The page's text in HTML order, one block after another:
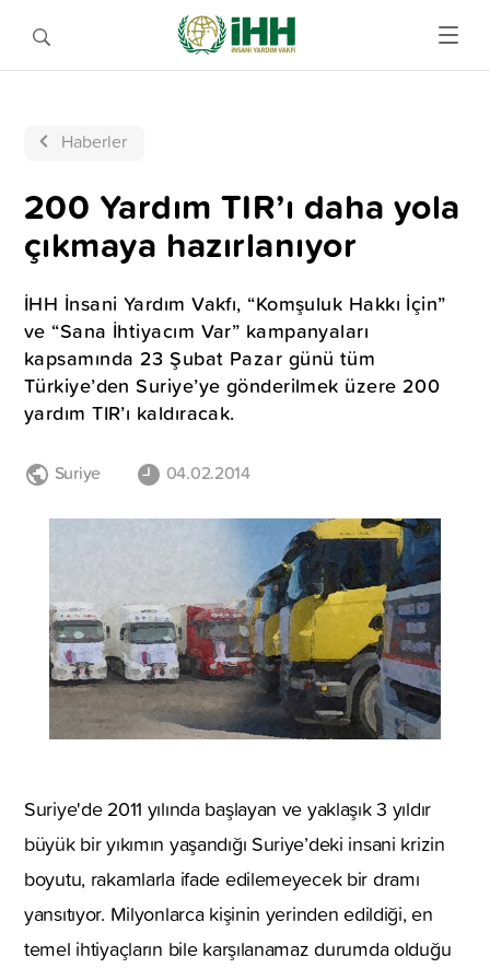
Haberler
200 Yardım TIR’ı daha yola
çıkmaya hazırlanıyor
İHH İnsani Yardım Vakfı, “Komşuluk Hakkı İçin”
ve “Sana İhtiyacım Var” kampanyaları
kapsamında 23 Şubat Pazar günü tüm
Türkiye’den Suriye’ye gönderilmek üzere 200
yardım TIR’ı kaldıracak.
Suriye 04.02.2014
Suriye'de 2011 yılında başlayan ve yaklaşık 3 yıldır
büyük bir yıkımın yaşandığı Suriye’deki insani krizin
boyutu, rakamlarla ifade edilemeyecek bir dramı
yansıtıyor. Milyonlarca kişinin yerinden edildiği, en
temel ihtiyaçların bile karşılanamaz durumda olduğu